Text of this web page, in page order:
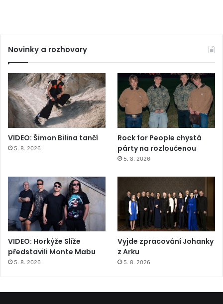
Novinky a rozhovory
VIDEO: Šimon Bilina tančí
5. 8. 2026
Rock for People chystá
párty na rozloučenou
5. 8. 2026
VIDEO: Horkýže Slíže
představili Monte Mabu
5. 8. 2026
Vyjde zpracování Johanky
z Arku
5. 8. 2026